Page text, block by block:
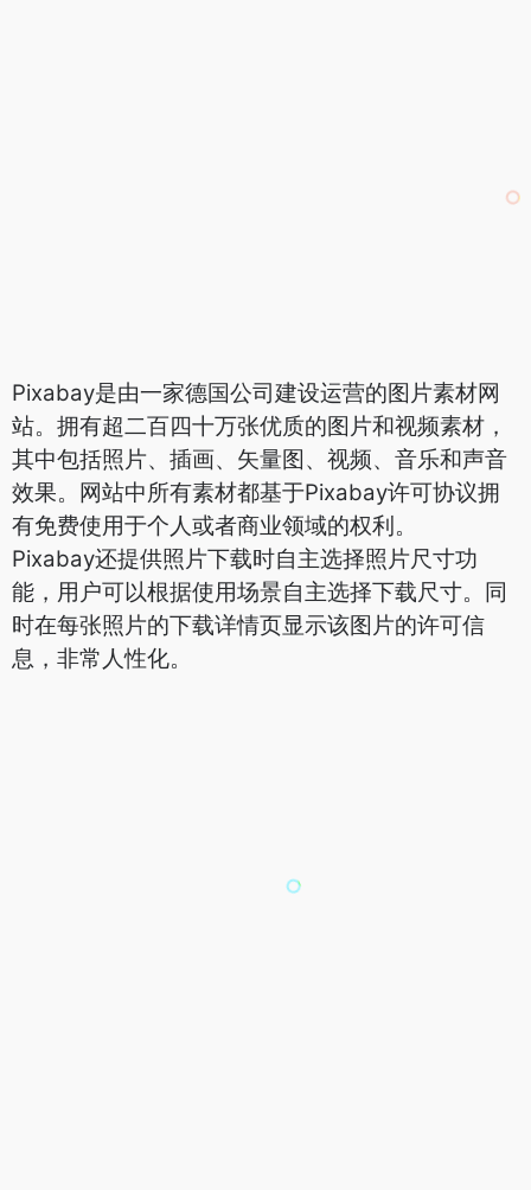
Pixabay是由一家德国公司建设运营的图片素材网
站。拥有超二百四十万张优质的图片和视频素材，
其中包括照片、插画、矢量图、视频、音乐和声音
效果。网站中所有素材都基于Pixabay许可协议拥
有免费使用于个人或者商业领域的权利。
Pixabay还提供照片下载时自主选择照片尺寸功
能，用户可以根据使用场景自主选择下载尺寸。同
时在每张照片的下载详情页显示该图片的许可信
息，非常人性化。